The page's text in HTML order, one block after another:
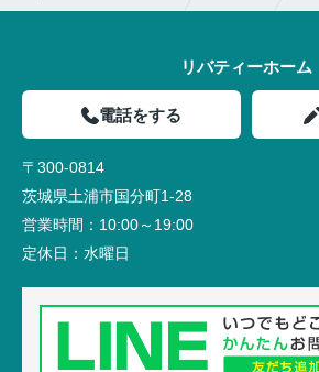
リバティーホーム
電話をする
〒300-0814
茨城県土浦市国分町1-28
営業時間： 10:00～19:00
定休日： 水曜日